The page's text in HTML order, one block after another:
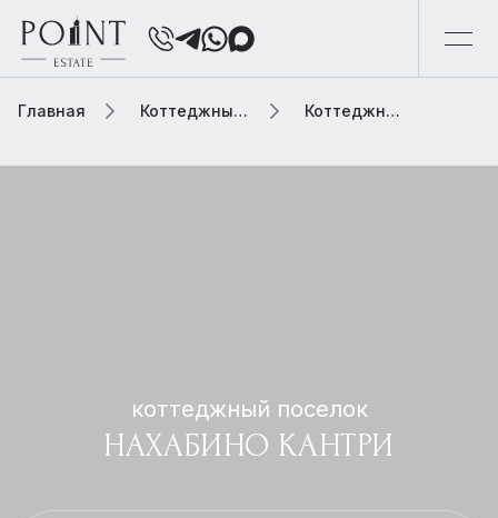
Главная Коттеджный поселок Коттеджный поселок нахабино кантри
коттеджный поселок
НАХАБИНО КАНТРИ